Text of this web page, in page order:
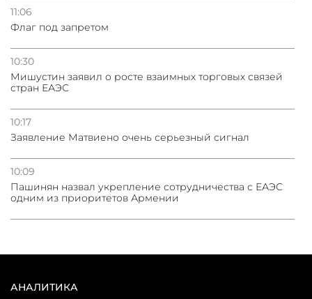
11:06
Флаг под запретом
10:30
Мишустин заявил о росте взаимных торговых связей
стран ЕАЭС
10:17
Заявление Матвиено очень серьезный сигнал
10:09
Пашинян назвал укрепление сотрудничества с ЕАЭС
одним из приоритетов Армении
АНАЛИТИКА